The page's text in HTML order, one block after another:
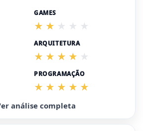
GAMES
ARQUITETURA
PROGRAMAÇÃO
análise completa